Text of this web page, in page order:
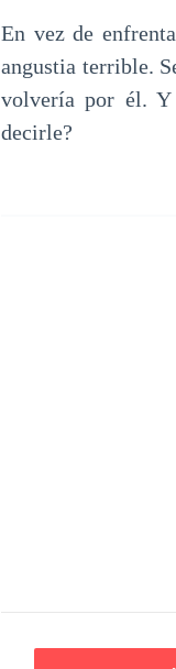
En vez de
angustia terrible.
volvería por él. Y
decirle?